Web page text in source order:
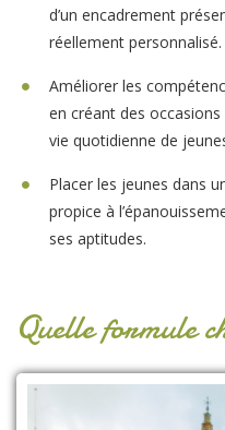
d’un encadrement
réellement personnalisé.
Améliorer les
en créant des
vie quotidienne de
Placer les jeunes dans
propice à
ses aptitudes.
Quelle formule